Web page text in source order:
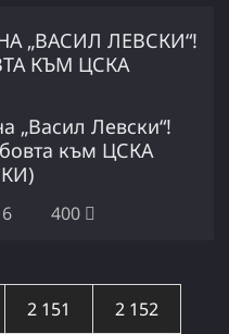
„Васил Левски“!
към ЦСКА
400
2 151 2 152